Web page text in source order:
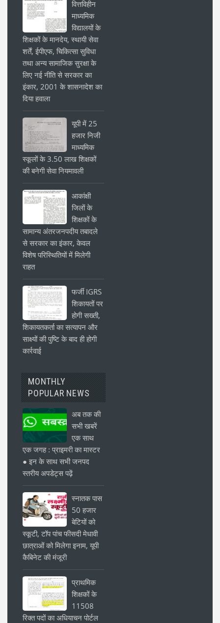
वित्तविहीन
माध्यमिक
विद्यालयों के
शिक्षकों के मानदेय, स्थायी सेवा
शर्तें, ईपीएफ, चिकित्सा सुविधा
तथा अन्य सामाजिक सुरक्षा के
लिए नई नीति से सरकार का
इंकार, 2001 के शासनादेश का
दिया हवाला
यूपी में 25
हजार निजी
माध्यमिक
स्कूलों के 3.50 लाख शिक्षकों
की बनेगी सेवा नियमावली
आकांक्षी
जिलों के
शिक्षकों के
सामान्य अंतरजनपदीय तबादले
से सरकार का इंकार, केवल
विशेष परिस्थितियों में मिलेगी
राहत
फर्जी IGRS
शिकायतों पर
होगी सख्ती,
शिकायतकर्ता का सत्यापन और
साक्ष्यों की पुष्टि के बाद ही होगी
कार्रवाई
MONTHLY
POPULAR NEWS
अब तक की
सभी खबरें
एक साथ
एक जगह : प्राइमरी का मास्टर
● इन के साथ सभी जनपद
स्तरीय अपडेट्स पढ़ें
स्नातक पास
50 हजार
बेटियों को
स्कूटी, टॉप पांच फीसदी मेधावी
छात्राओं को मिलेगा इनाम, यूपी
कैबिनेट की मंजूरी
प्राथमिक
शिक्षकों के
11508
रिक्त पदों का अधियाचन पोर्टल